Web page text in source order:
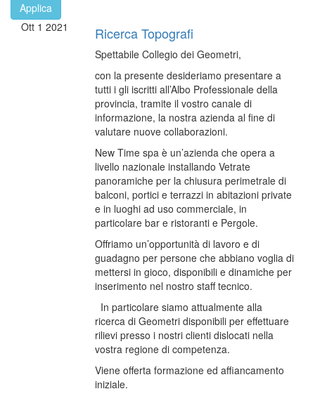
Applica
Ott 1 2021 Ricerca Topografi
Spettabile Collegio dei Geometri,
con la presente desideriamo presentare a
tutti i gli iscritti all’Albo Professionale della
provincia, tramite il vostro canale di
informazione, la nostra azienda al fine di
valutare nuove collaborazioni.
New Time spa è un’azienda che opera a
livello nazionale installando Vetrate
panoramiche per la chiusura perimetrale di
balconi, portici e terrazzi in abitazioni private
e in luoghi ad uso commerciale, in
particolare bar e ristoranti e Pergole.
Offriamo un’opportunità di lavoro e di
guadagno per persone che abbiano voglia di
mettersi in gioco, disponibili e dinamiche per
inserimento nel nostro staff tecnico.
In particolare siamo attualmente alla
ricerca di Geometri disponibili per effettuare
rilievi presso i nostri clienti dislocati nella
vostra regione di competenza.
Viene offerta formazione ed affiancamento
iniziale.